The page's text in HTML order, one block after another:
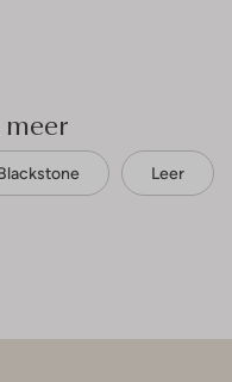
Leer